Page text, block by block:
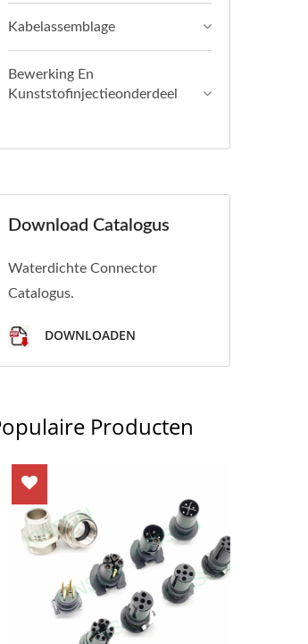
Kabelassemblage
Bewerking En
Kunststofinjectieonderdeel
Download Catalogus
Waterdichte Connector
Catalogus.
DOWNLOADEN
Producten